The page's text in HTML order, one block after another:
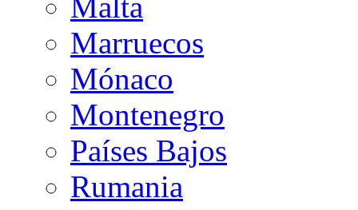
Malta
Marruecos
Mónaco
Montenegro
Países Bajos
Rumania